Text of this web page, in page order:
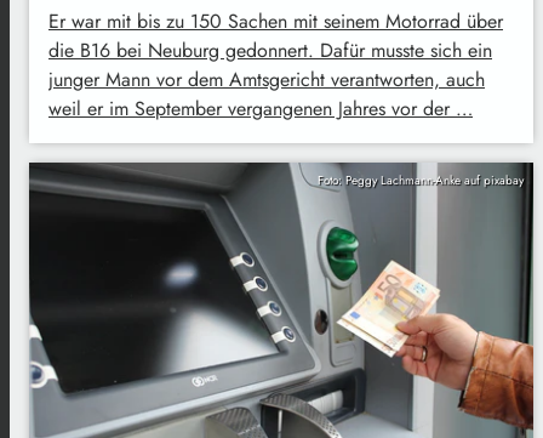
Er war mit bis zu 150 Sachen mit seinem Motorrad über
die B16 bei Neuburg gedonnert. Dafür musste sich ein
junger Mann vor dem Amtsgericht verantworten, auch
weil er im September vergangenen Jahres vor der …
Foto: Peggy Lachmann-Anke auf pixabay